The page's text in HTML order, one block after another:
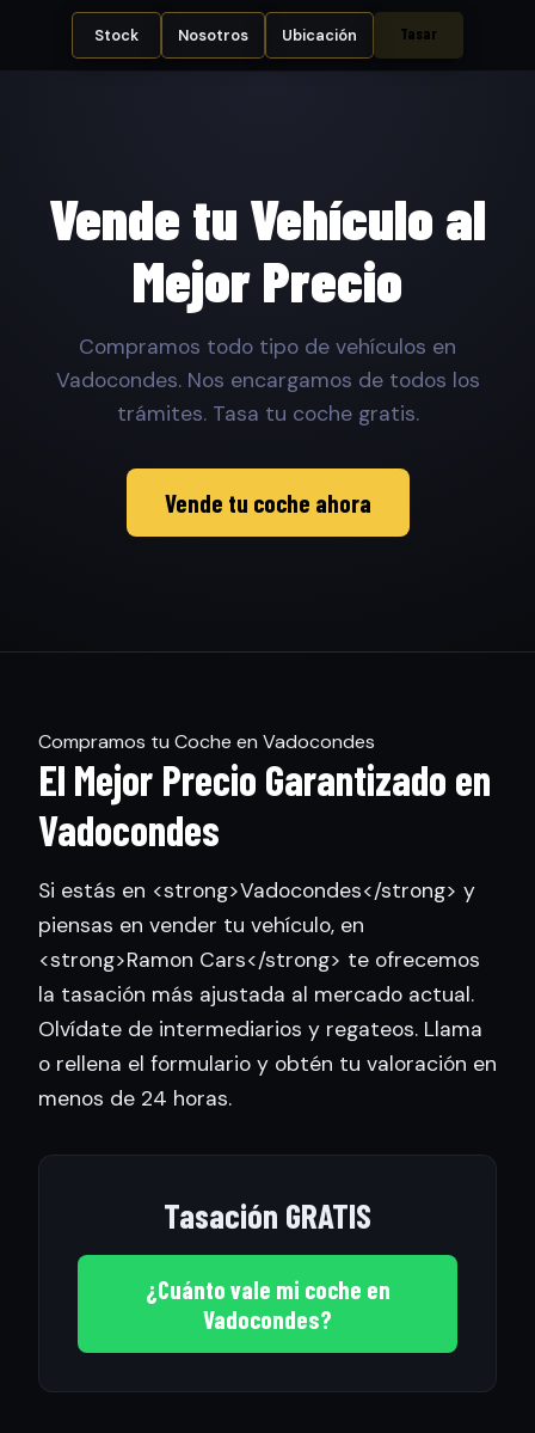
Stock Nosotros Ubicación Tasar
Vende tu Vehículo al
Mejor Precio
Compramos todo tipo de vehículos en
Vadocondes. Nos encargamos de todos los
trámites. Tasa tu coche gratis.
Vende tu coche ahora
Compramos tu Coche en Vadocondes
El Mejor Precio Garantizado en
Vadocondes
Si estás en <strong>Vadocondes</strong> y
piensas en vender tu vehículo, en
<strong>Ramon Cars</strong> te ofrecemos
la tasación más ajustada al mercado actual.
Olvídate de intermediarios y regateos. Llama
o rellena el formulario y obtén tu valoración en
menos de 24 horas.
Tasación GRATIS
¿Cuánto vale mi coche en
Vadocondes?